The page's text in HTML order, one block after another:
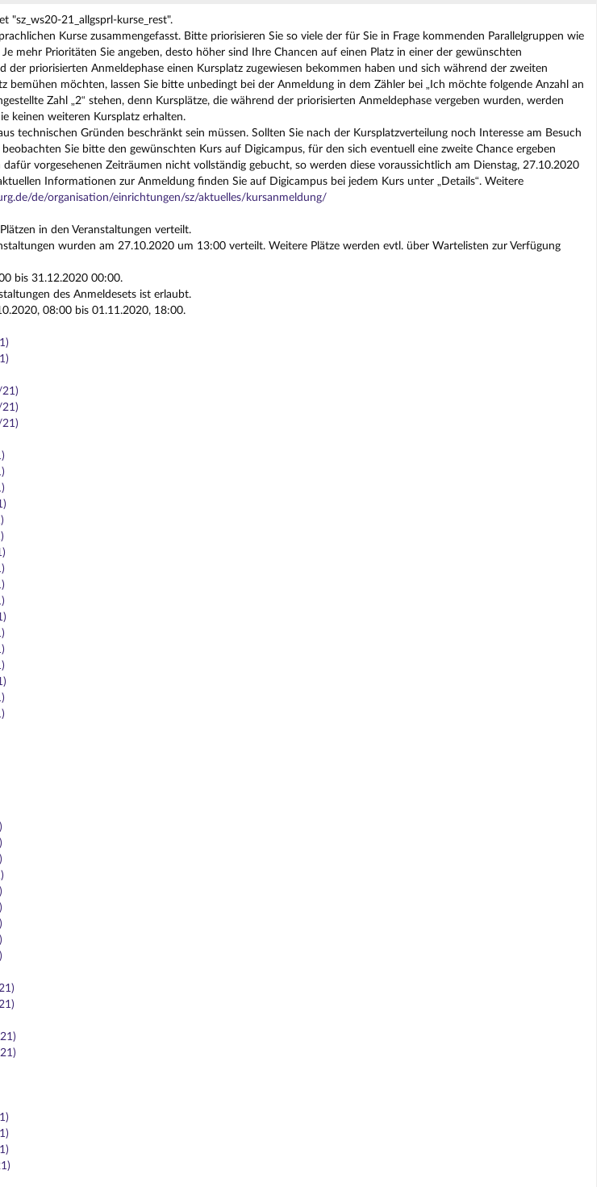
"sz_ws20-21_allgsprl-kurse_rest".
Kurse zusammengefasst. Bitte priorisieren Sie so viele der für Sie in Frage kommenden Parallelgruppen wie
mehr Prioritäten Sie angeben, desto höher sind Ihre Chancen auf einen Platz in einer der gewünschten
der priorisierten Anmeldephase einen Kursplatz zugewiesen bekommen haben und sich während der zweiten
bemühen möchten, lassen Sie bitte unbedingt bei der Anmeldung in dem Zähler bei „Ich möchte folgende Anzahl an
Zahl „2“ stehen, denn Kursplätze, die während der priorisierten Anmeldephase vergeben wurden, werden
keinen weiteren Kursplatz erhalten.
technischen Gründen beschränkt sein müssen. Sollten Sie nach der Kursplatzverteilung noch Interesse am Besuch
Sie bitte den gewünschten Kurs auf Digicampus, für den sich eventuell eine zweite Chance ergeben
vorgesehenen Zeiträumen nicht vollständig gebucht, so werden diese voraussichtlich am Dienstag, 27.10.2020
Informationen zur Anmeldung finden Sie auf Digicampus bei jedem Kurs unter „Details“. Weitere
de/organisation/einrichtungen/sz/aktuelles/kursanmeldung/
in den Veranstaltungen verteilt.
wurden am 27.10.2020 um 13:00 verteilt. Weitere Plätze werden evtl. über Wartelisten zur Verfügung
bis 31.12.2020 00:00.
des Anmeldesets ist erlaubt.
08:00 bis 01.11.2020, 18:00.